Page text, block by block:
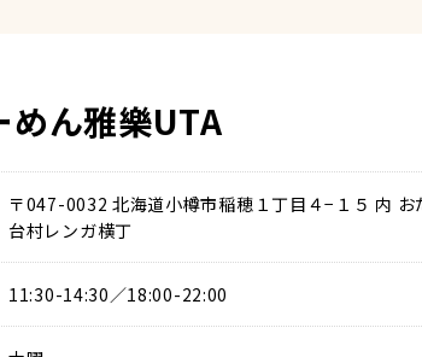
めん雅樂UTA
〒047-0032 北海道小樽市稲穂１丁目４−１５ 内 お
台村レンガ横丁
11:30-14:30／18:00-22:00